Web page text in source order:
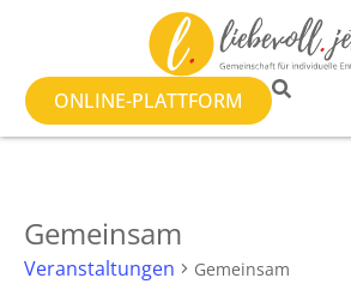
ONLINE-PLATTFORM
Gemeinsam
Veranstaltungen Gemeinsam